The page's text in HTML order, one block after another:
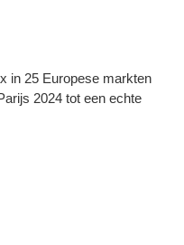
in 25 Europese markten
2024 tot een echte